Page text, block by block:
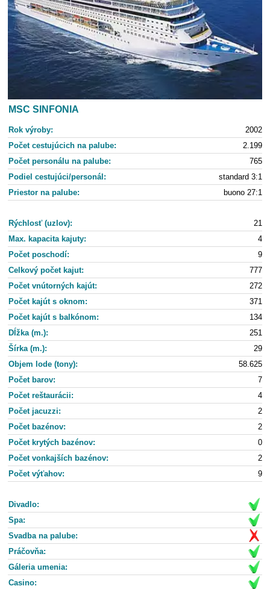
MSC SINFONIA
Rok výroby:
2002
Počet cestujúcich na palube:
2.199
Počet personálu na palube:
765
Podiel cestujúci/personál:
standard 3:1
Priestor na palube:
buono 27:1
Rýchlosť (uzlov):
21
Max. kapacita kajuty:
4
Počet poschodí:
9
Celkový počet kajut:
777
Počet vnútorných kajút:
272
Počet kajút s oknom:
371
Počet kajút s balkónom:
134
Dĺžka (m.):
251
Šírka (m.):
29
Objem lode (tony):
58.625
Počet barov:
7
Počet reštaurácii:
4
Počet jacuzzi:
2
Počet bazénov:
2
Počet krytých bazénov:
0
Počet vonkajších bazénov:
2
Počet výťahov:
9
Divadlo:
Spa:
Svadba na palube:
Práčovňa:
Gáleria umenia:
Casino: